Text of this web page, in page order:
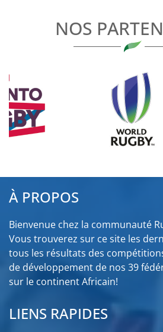
NOS
À PROPOS
Bienvenue chez la communauté
Vous trouverez sur ce site les
tous les résultats des
de développement de nos 39
sur le continent Africain!
LIENS RAPIDES